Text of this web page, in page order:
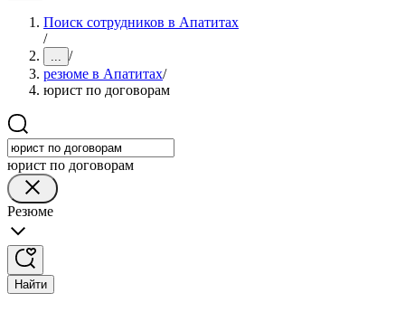
Поиск сотрудников в Апатитах
/
... /
резюме в Апатитах/
юрист по договорам
юрист по договорам
Резюме
Найти